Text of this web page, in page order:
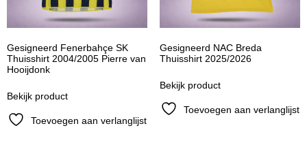
Gesigneerd Fenerbahçe SK
Thuisshirt 2004/2005 Pierre van
Hooijdonk
Bekijk product
Toevoegen aan verlanglijst
Gesigneerd NAC Breda
Thuisshirt 2025/2026
Bekijk product
Toevoegen aan verlanglijst